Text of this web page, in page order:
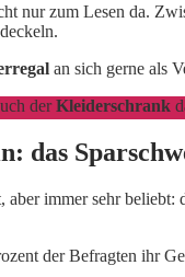
nur zum Lesen da.
an sich gerne als
derKleiderschrank
das
immer sehr beliebt:
der Befragten ihr